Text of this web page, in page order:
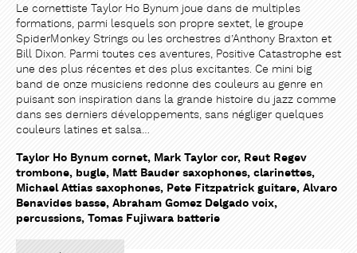
Le cornettiste Taylor Ho Bynum joue dans de multiples
formations, parmi lesquels son propre sextet, le groupe
SpiderMonkey Strings ou les orchestres d’Anthony Braxton et
Bill Dixon. Parmi toutes ces aventures, Positive Catastrophe est
une des plus récentes et des plus excitantes. Ce mini big
band de onze musiciens redonne des couleurs au genre en
puisant son inspiration dans la grande histoire du jazz comme
dans ses derniers développements, sans négliger quelques
couleurs latines et salsa…
Taylor Ho Bynum cornet, Mark Taylor cor, Reut Regev
trombone, bugle, Matt Bauder saxophones, clarinettes,
Michael Attias saxophones, Pete Fitzpatrick guitare, Alvaro
Benavides basse, Abraham Gomez Delgado voix,
percussions, Tomas Fujiwara batterie